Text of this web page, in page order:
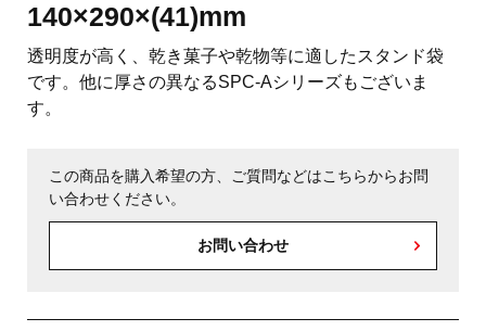
140×290×(41)mm
透明度が高く、乾き菓子や乾物等に適したスタンド袋
です。他に厚さの異なるSPC-Aシリーズもございま
す。
この商品を購入希望の方、ご質問などはこちらからお問
い合わせください。
お問い合わせ